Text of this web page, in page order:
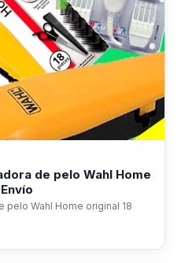
de pelo Wahl Home
pelo Wahl Home original 18